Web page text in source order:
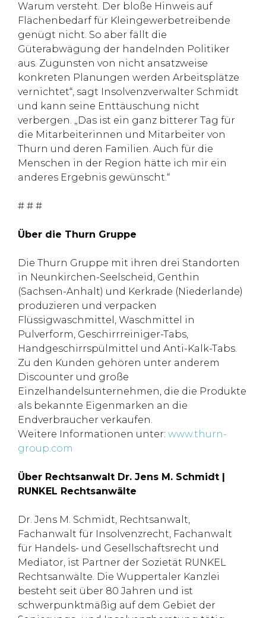
Warum versteht. Der bloße Hinweis auf
Flächenbedarf für Kleingewerbetreibende
genügt nicht. So aber fällt die
Güterabwägung der handelnden Politiker
aus. Zugunsten von nicht ansatzweise
konkreten Planungen werden Arbeitsplätze
vernichtet“, sagt Insolvenzverwalter Schmidt
und kann seine Enttäuschung nicht
verbergen. „Das ist ein ganz bitterer Tag für
die Mitarbeiterinnen und Mitarbeiter von
Thurn und deren Familien. Auch für die
Menschen in der Region hätte ich mir ein
anderes Ergebnis gewünscht.“
# # #
Über die Thurn Gruppe
Die Thurn Gruppe mit ihren drei Standorten
in Neunkirchen-Seelscheid, Genthin
(Sachsen-Anhalt) und Kerkrade (Niederlande)
produzieren und verpacken
Flüssigwaschmittel, Waschmittel in
Pulverform, Geschirrreiniger-Tabs,
Handgeschirrspülmittel und Anti-Kalk-Tabs.
Zu den Kunden gehören unter anderem
Discounter und große
Einzelhandelsunternehmen, die die Produkte
als bekannte Eigenmarken an die
Endverbraucher verkaufen.
Weitere Informationen unter: www.thurn-
group.com
Über Rechtsanwalt Dr. Jens M. Schmidt |
RUNKEL Rechtsanwälte
Dr. Jens M. Schmidt, Rechtsanwalt,
Fachanwalt für Insolvenzrecht, Fachanwalt
für Handels- und Gesellschaftsrecht und
Mediator, ist Partner der Sozietät RUNKEL
Rechtsanwälte. Die Wuppertaler Kanzlei
besteht seit über 80 Jahren und ist
schwerpunktmäßig auf dem Gebiet der